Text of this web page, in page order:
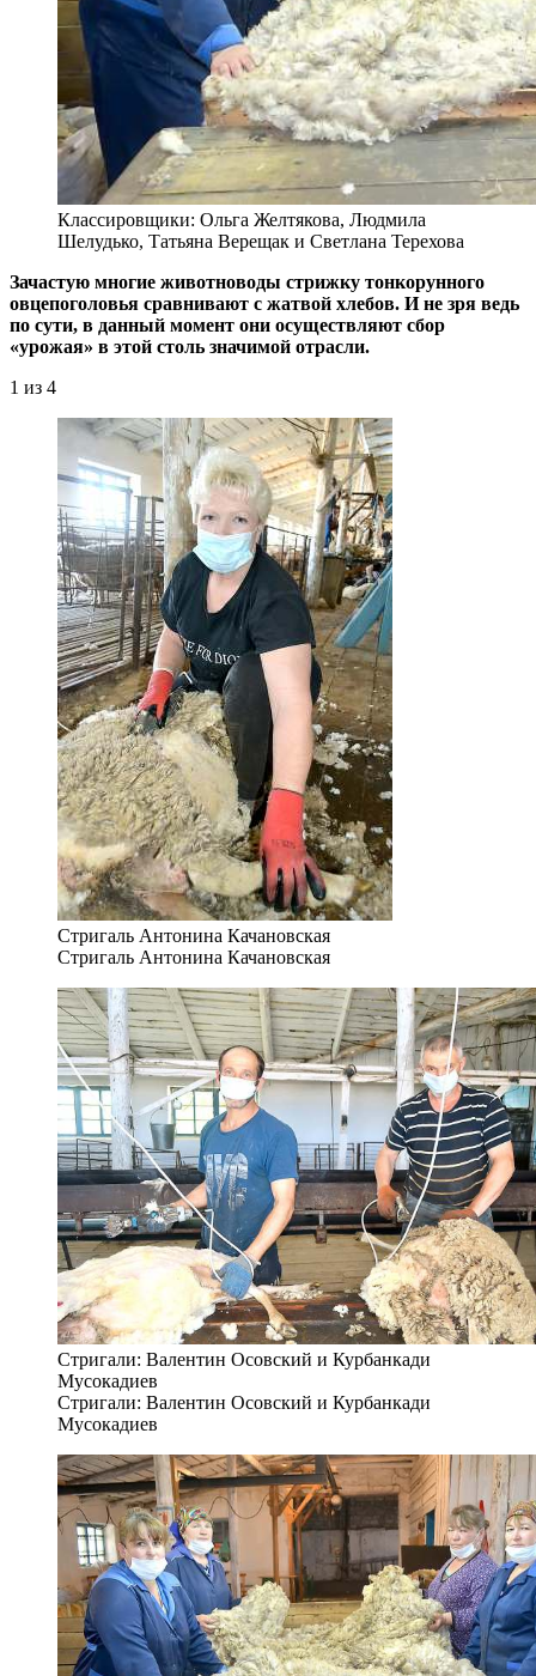
Классировщики: Ольга Желтякова, Людмила
Шелудько, Татьяна Верещак и Светлана Терехова
Зачастую многие животноводы стрижку тонкорунного
овцепоголовья сравнивают с жатвой хлебов. И не зря ведь
по сути, в данный момент они осуществляют сбор
«урожая» в этой столь значимой отрасли.
1 из 4
Стригаль Антонина Качановская
Стригаль Антонина Качановская
Стригали: Валентин Осовский и Курбанкади
Мусокадиев
Стригали: Валентин Осовский и Курбанкади
Мусокадиев